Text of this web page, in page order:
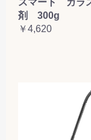
剤 300g
￥4,620